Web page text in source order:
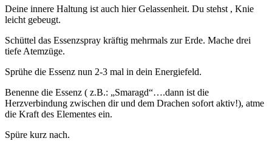
Deine innere Haltung ist auch hier Gelassenheit. Du stehst , Knie
leicht gebeugt.
Schüttel das Essenzspray kräftig mehrmals zur Erde. Mache drei
tiefe Atemzüge.
Sprühe die Essenz nun 2-3 mal in dein Energiefeld.
Benenne die Essenz ( z.B.: „Smaragd“….dann ist die
Herzverbindung zwischen dir und dem Drachen sofort aktiv!), atme
die Kraft des Elementes ein.
Spüre kurz nach.